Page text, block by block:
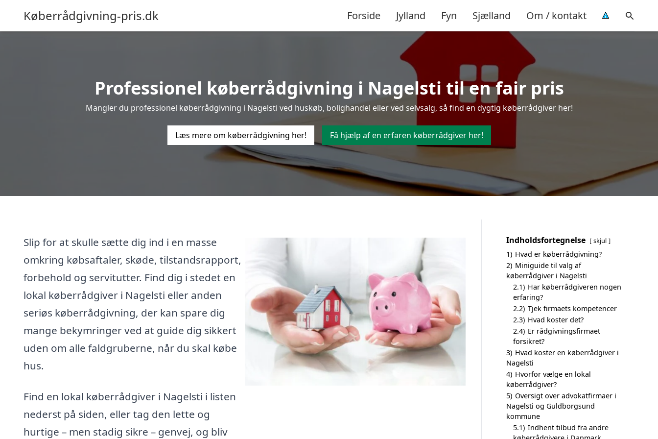
Køberrådgivning-pris.dk Forside Jylland Fyn Sjælland Om / kontakt
Professionel køberrådgivning i Nagelsti til en fair pris
Mangler du professionel køberrådgivning i Nagelsti ved huskøb, bolighandel eller ved selvsalg, så find en dygtig køberrådgiver her!
Læs mere om køberrådgivning her! Få hjælp af en erfaren køberrådgiver her!
Slip for at skulle sætte dig ind i en masse
omkring købsaftaler, skøde, tilstandsrapport,
forbehold og servitutter. Find dig i stedet en
lokal køberrådgiver i Nagelsti eller anden
seriøs køberrådgivning, der kan spare dig
mange bekymringer ved at guide dig sikkert
uden om alle faldgruberne, når du skal købe
hus.
Find en lokal køberrådgiver i Nagelsti i listen
nederst på siden, eller tag den lette og
hurtige – men stadig sikre – genvej, og bliv
Indholdsfortegnelse skjul
1) Hvad er køberrådgivning?
2) Miniguide til valg af
køberrådgiver i Nagelsti
2.1) Har køberrådgiveren nogen
erfaring?
2.2) Tjek firmaets kompetencer
2.3) Hvad koster det?
2.4) Er rådgivningsfirmaet
forsikret?
3) Hvad koster en køberrådgiver i
Nagelsti
4) Hvorfor vælge en lokal
køberrådgiver?
5) Oversigt over advokatfirmaer i
Nagelsti og Guldborgsund
kommune
5.1) Indhent tilbud fra andre